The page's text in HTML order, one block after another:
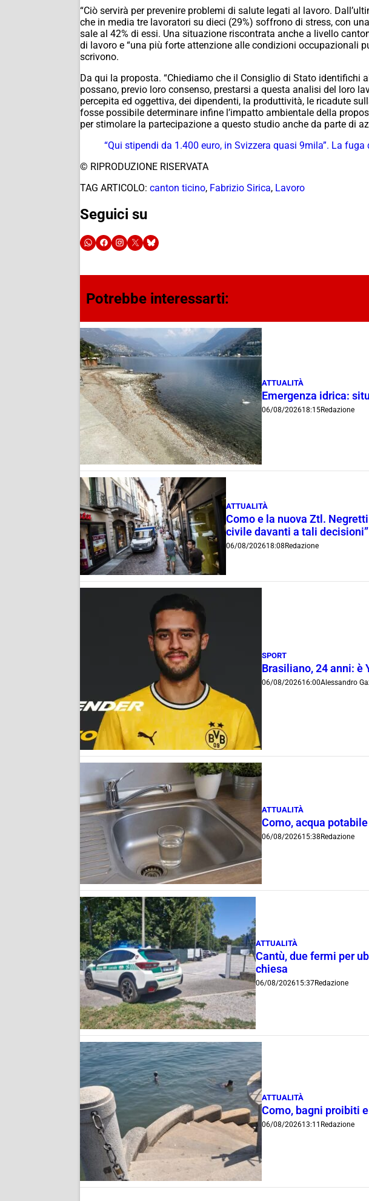
“Ciò servirà per prevenire problemi di salute legati al lavoro.
che in media tre lavoratori su dieci (29%) soffrono di stress, con
sale al 42% di essi. Una situazione riscontrata anche a livello
di lavoro e “una più forte attenzione alle condizioni occupazionali
scrivono.
Da qui la proposta. “Chiediamo che il Consiglio di Stato identifichi
possano, previo loro consenso, prestarsi a questa analisi del loro
percepita ed oggettiva, dei dipendenti, la produttività, le ricadute
fosse possibile determinare infine l’impatto ambientale della
per stimolare la partecipazione a questo studio anche da parte di
“Qui stipendi da 1.400 euro, in Svizzera quasi 9mila”. La
© RIPRODUZIONE RISERVATA
TAG ARTICOLO: canton ticino, Fabrizio Sirica, Lavoro
Seguici su
Potrebbe interessarti:
ATTUALITÀ
Emergenza idrica:
06/08/202618:15Redazione
ATTUALITÀ
Como e la nuova Ztl.
civile davanti a tali decisioni”
06/08/202618:08 Redazione
SPORT
Brasiliano, 24 anni: è
06/08/202616:00Alessandro
ATTUALITÀ
Como, acqua
06/08/202615:38 Redazione
ATTUALITÀ
Cantù, due fermi per
chiesa
06/08/202615:37Redazione
ATTUALITÀ
Como, bagni proibiti
06/08/202613:11 Redazione